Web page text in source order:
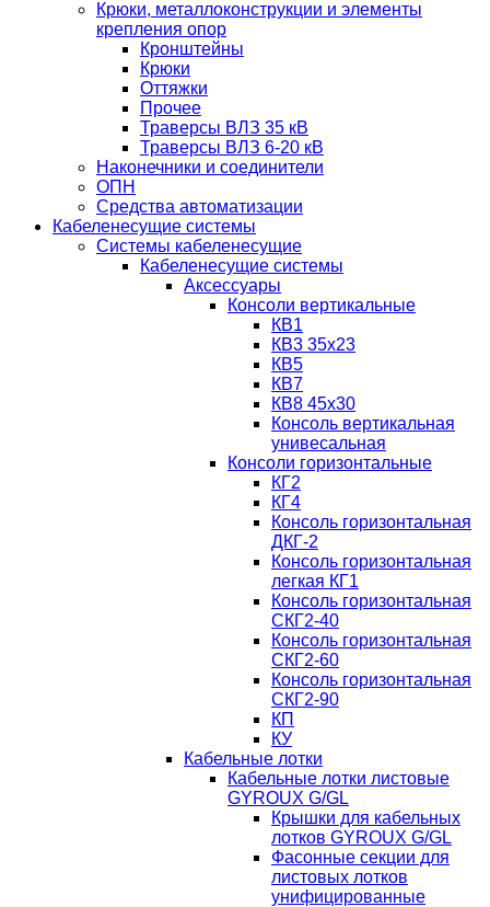
Крюки, металлоконструкции и элементы
крепления опор
Кронштейны
Крюки
Оттяжки
Прочее
Траверсы ВЛЗ 35 кВ
Траверсы ВЛЗ 6-20 кВ
Наконечники и соединители
ОПН
Средства автоматизации
Кабеленесущие системы
Системы кабеленесущие
Кабеленесущие системы
Аксессуары
Консоли вертикальные
КВ1
КВ3 35х23
КВ5
КВ7
КВ8 45х30
Консоль вертикальная
унивесальная
Консоли горизонтальные
КГ2
КГ4
Консоль горизонтальная
ДКГ-2
Консоль горизонтальная
легкая КГ1
Консоль горизонтальная
СКГ2-40
Консоль горизонтальная
СКГ2-60
Консоль горизонтальная
СКГ2-90
КП
КУ
Кабельные лотки
Кабельные лотки листовые
GYROUX G/GL
Крышки для кабельных
лотков GYROUX G/GL
Фасонные секции для
листовых лотков
унифицированные